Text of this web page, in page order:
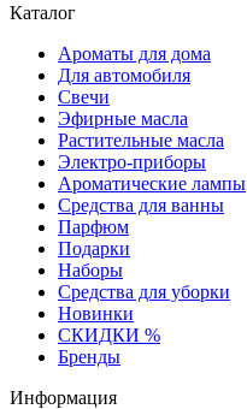
Каталог
Ароматы для дома
Для автомобиля
Свечи
Эфирные масла
Растительные масла
Электро-приборы
Ароматические лампы
Средства для ванны
Парфюм
Подарки
Наборы
Средства для уборки
Новинки
СКИДКИ %
Бренды
Информация